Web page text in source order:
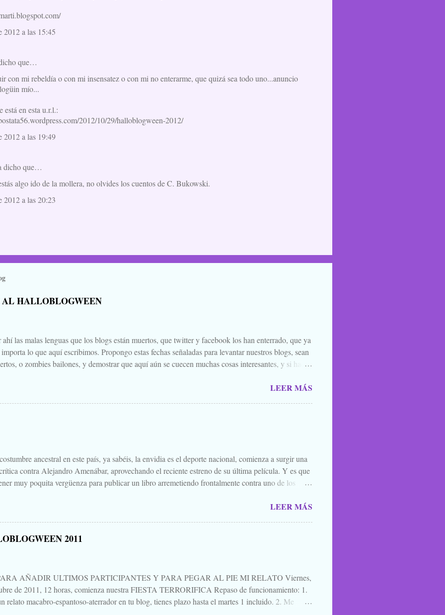
2012 a las 15:45
que…
con mi rebeldía o con mi insensatez o con mi no enterarme, que quizá sea todo uno...anuncio
mío...
está en esta u.r.l.:
2012/10/29/halloblogween-2012/
2012 a las 19:49
dicho que…
algo ido de la mollera, no olvides los cuentos de C. Bukowski.
2012 a las 20:23
AL HALLOBLOGWEEN
las malas lenguas que los blogs están muertos, que twitter y facebook los han enterrado, que ya
lo que aquí escribimos. Propongo estas fechas señaladas para levantar nuestros blogs, sean
o zombies bailones, y demostrar que aquí aún se cuecen muchas cosas interesantes, y si hace
Comienza el .... Os convoco a todos, amigos, conocidos, amigos de amigos, blogueros en
LEER MÁS
ancestral en este país, ya sabéis, la envidia es el deporte nacional, comienza a surgir una
contra Alejandro Amenábar, aprovechando el reciente estreno de su última película. Y es que
muy poquita vergüenza para publicar un libro arremetiendo frontalmente contra uno de los
sales de la sala es "no parece cine español", decía, que hay que tener mucha caradura para
está Google. Tampoco quiero hablar mucho de "Agora", porque no es una película para
LEER MÁS
2011
AÑADIR ULTIMOS PARTICIPANTES Y PARA PEGAR AL PIE MI RELATO Viernes,
de 2011, 12 horas, comienza nuestra FIESTA TERRORIFICA Repaso de funcionamiento: 1.
relato macabro-espantoso-aterrador en tu blog, tienes plazo hasta el martes 1 incluido. 2. Me